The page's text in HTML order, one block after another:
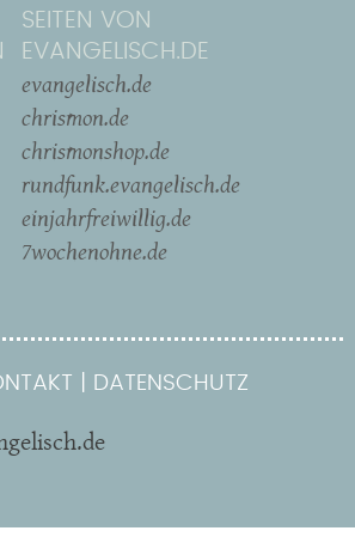
SEITEN VON
EVANGELISCH.DE
evangelisch.de
chrismon.de
chrismonshop.de
rundfunk.evangelisch.de
einjahrfreiwillig.de
7wochenohne.de
DATENSCHUTZ